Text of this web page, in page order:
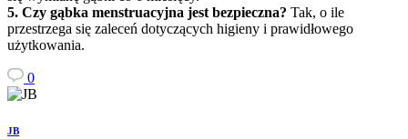
5. Czy gąbka menstruacyjna jest bezpieczna? Tak, o ile
przestrzega się zaleceń dotyczących higieny i prawidłowego
użytkowania.
0
JB